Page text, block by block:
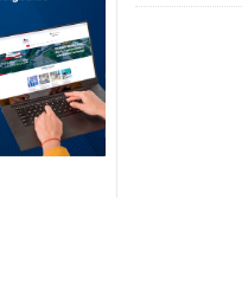
TC declara inconstitucional
Congreso
Presidente LMD Víctor D´Aza
Heridos y edificios colapsados